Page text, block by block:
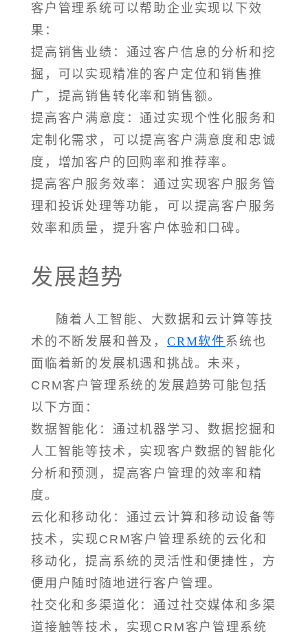
客户管理系统可以帮助企业实现以下效
果：
提高销售业绩：通过客户信息的分析和挖
掘，可以实现精准的客户定位和销售推
广，提高销售转化率和销售额。
提高客户满意度：通过实现个性化服务和
定制化需求，可以提高客户满意度和忠诚
度，增加客户的回购率和推荐率。
提高客户服务效率：通过实现客户服务管
理和投诉处理等功能，可以提高客户服务
效率和质量，提升客户体验和口碑。
发展趋势
随着人工智能、大数据和云计算等技
术的不断发展和普及，CRM软件 系统也
面临着新的发展机遇和挑战。未来，
CRM客户管理系统的发展趋势可能包括
以下方面：
数据智能化：通过机器学习、数据挖掘和
人工智能等技术，实现客户数据的智能化
分析和预测，提高客户管理的效率和精
度。
云化和移动化：通过云计算和移动设备等
技术，实现CRM客户管理系统的云化和
移动化，提高系统的灵活性和便捷性，方
便用户随时随地进行客户管理。
社交化和多渠道化：通过社交媒体和多渠
道接触等技术，实现CRM客户管理系统